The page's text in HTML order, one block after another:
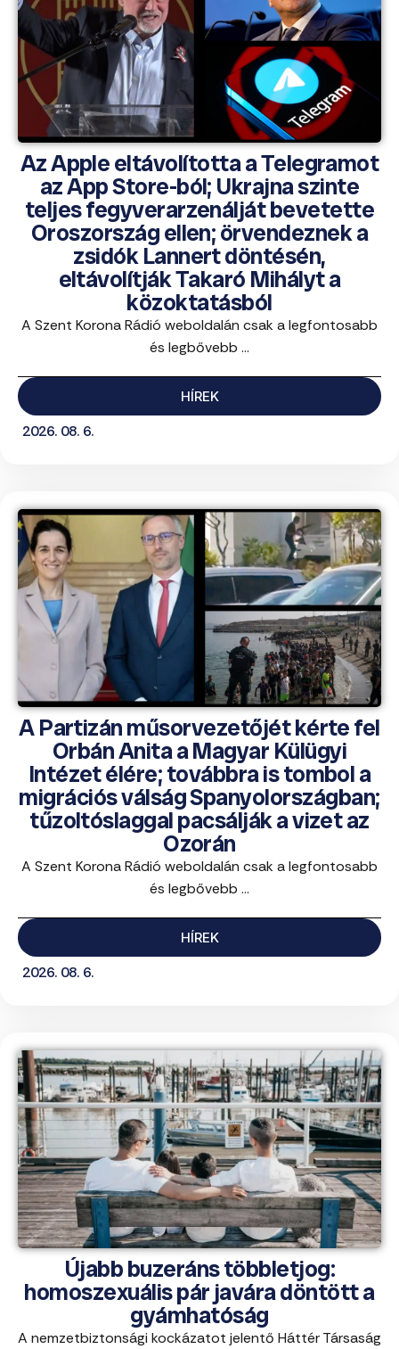
Az Apple eltávolította a Telegramot
az App Store-ból; Ukrajna szinte
teljes fegyverarzenálját bevetette
Oroszország ellen; örvendeznek a
zsidók Lannert döntésén,
eltávolítják Takaró Mihályt a
közoktatásból
A Szent Korona Rádió weboldalán csak a legfontosabb
és legbővebb ...
HÍREK
2026. 08. 6.
A Partizán műsorvezetőjét kérte fel
Orbán Anita a Magyar Külügyi
Intézet élére; továbbra is tombol a
migrációs válság Spanyolországban;
tűzoltóslaggal pacsálják a vizet az
Ozorán
A Szent Korona Rádió weboldalán csak a legfontosabb
és legbővebb ...
HÍREK
2026. 08. 6.
Újabb buzeráns többletjog:
homoszexuális pár javára döntött a
gyámhatóság
A nemzetbiztonsági kockázatot jelentő Háttér Társaság